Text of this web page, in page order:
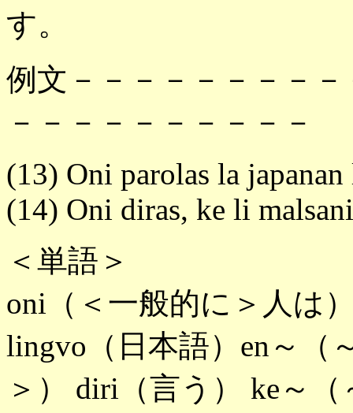
す。
例文－－－－－－－－
－－－－－－－－－－
(13) Oni parolas la
(14) Oni diras, ke li
＜単語＞
oni（＜一般的に＞人は
lingvo（日本語）en～（
＞） diri（言う） ke～